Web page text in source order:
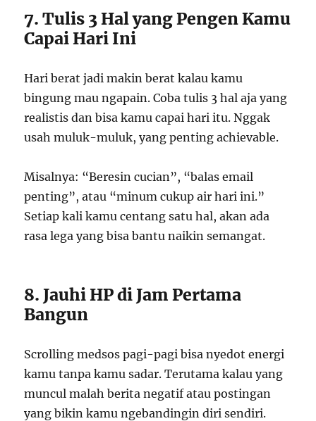
7. Tulis 3 Hal yang Pengen Kamu
Capai Hari Ini
Hari berat jadi makin berat kalau kamu
bingung mau ngapain. Coba tulis 3 hal aja yang
realistis dan bisa kamu capai hari itu. Nggak
usah muluk-muluk, yang penting achievable.
Misalnya: “Beresin cucian”, “balas email
penting”, atau “minum cukup air hari ini.”
Setiap kali kamu centang satu hal, akan ada
rasa lega yang bisa bantu naikin semangat.
8. Jauhi HP di Jam Pertama
Bangun
Scrolling medsos pagi-pagi bisa nyedot energi
kamu tanpa kamu sadar. Terutama kalau yang
muncul malah berita negatif atau postingan
yang bikin kamu ngebandingin diri sendiri.